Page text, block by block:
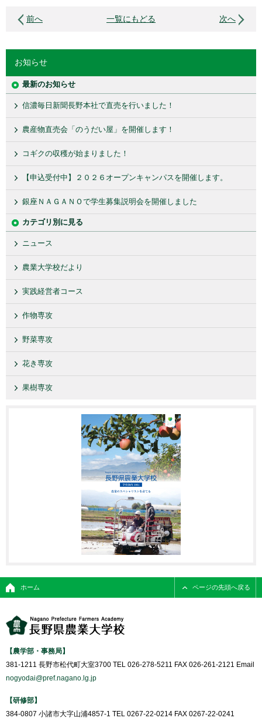
前へ 一覧にもどる 次へ
お知らせ
最新のお知らせ
信濃毎日新聞長野本社で直売を行いました！
農産物直売会「のうだい屋」を開催します！
コギクの収穫が始まりました！
【申込受付中】２０２６オープンキャンパスを開催します。
銀座ＮＡＧＡＮＯで学生募集説明会を開催しました
カテゴリ別に見る
ニュース
農業大学校だより
実践経営者コース
作物専攻
野菜専攻
花き専攻
果樹専攻
ホーム ページの先頭へ戻る
【農学部・事務局】
381-1211 長野市松代町大室3700 TEL 026-278-5211 FAX 026-261-2121 Email
nogyodai@pref.nagano.lg.jp
【研修部】
384-0807 小諸市大字山浦4857-1 TEL 0267-22-0214 FAX 0267-22-0241